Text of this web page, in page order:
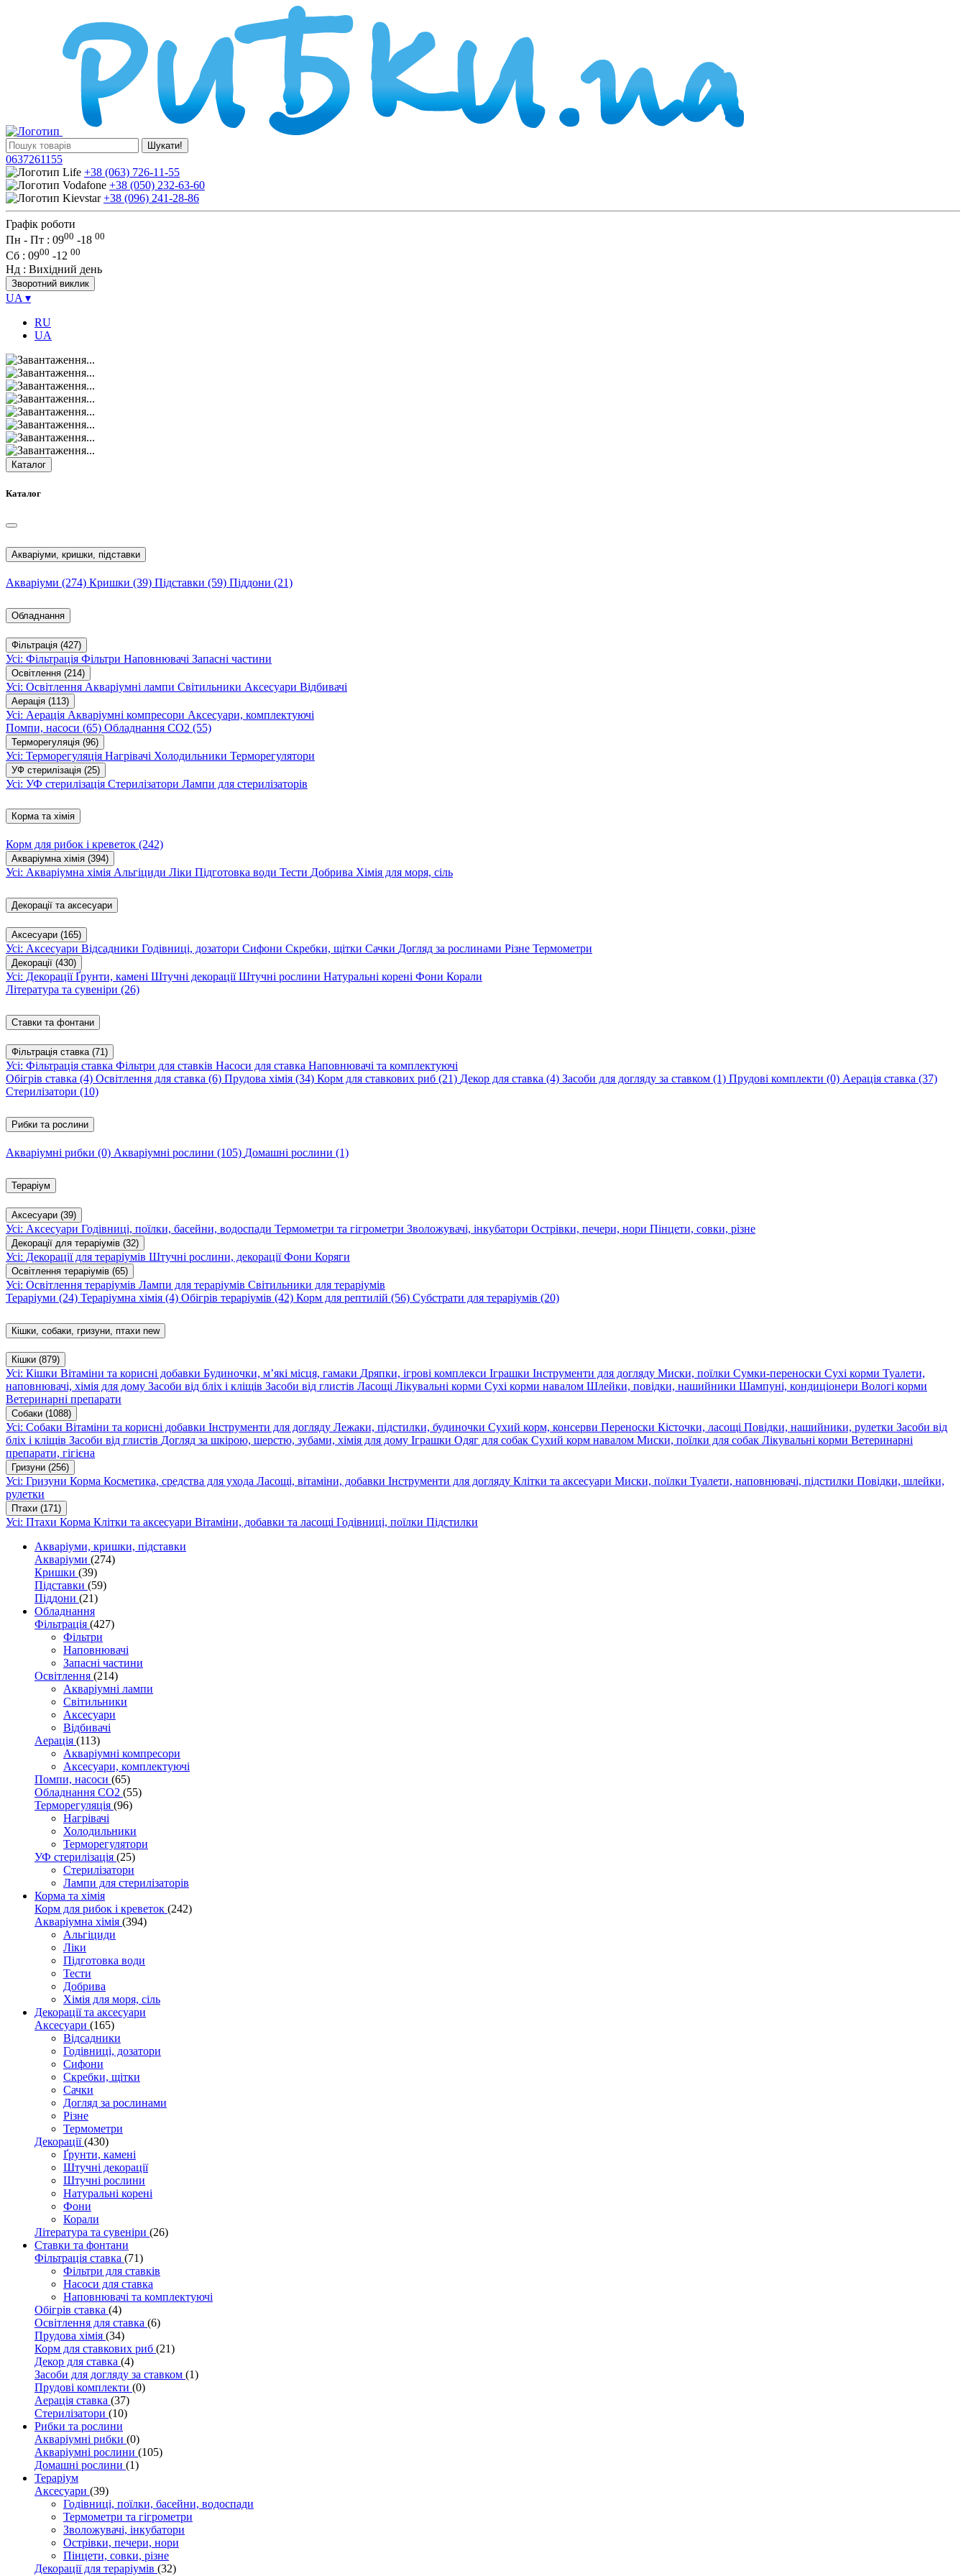
Шукати!
0637261155
+38 (063) 726-11-55
+38 (050) 232-63-60
+38 (096) 241-28-86
Графік роботи
Пн - Пт : 0900 -18 00
Сб : 0900 -12 00
Нд : Вихідний день
Зворотний виклик
UA ▾
RU
UA
Каталог
Каталог
Акваріуми, кришки, підставки
Акваріуми (274) Кришки (39) Підставки (59) Піддони (21)
Обладнання
Фільтрація (427)
Усі: Фільтрація Фільтри Наповнювачі Запасні частини
Освітлення (214)
Усі: Освітлення Акваріумні лампи Світильники Аксесуари Відбивачі
Аерація (113)
Усі: Аерація Акваріумні компресори Аксесуари, комплектуючі
Помпи, насоси (65) Обладнання CO2 (55)
Терморегуляція (96)
Усі: Терморегуляція Нагрівачі Холодильники Терморегулятори
УФ стерилізація (25)
Усі: УФ стерилізація Стерилізатори Лампи для стерилізаторів
Корма та хімія
Корм для рибок і креветок (242)
Акваріумна хімія (394)
Усі: Акваріумна хімія Альгіциди Ліки Підготовка води Тести Добрива Хімія для моря, сіль
Декорації та аксесуари
Аксесуари (165)
Усі: Аксесуари Відсадники Годівниці, дозатори Сифони Скребки, щітки Сачки Догляд за рослинами Різне Термометри
Декорації (430)
Усі: ДекораціїҐрунти, камені Штучні декораціїШтучні рослини Натуральні корені Фони Корали
Література та сувеніри (26)
Ставки та фонтани
Фільтрація ставка (71)
Усі: Фільтрація ставка Фільтри для ставків Насоси для ставка Наповнювачі та комплектуючі
Обігрів ставка (4) Освітлення для ставка (6) Прудова хімія (34) Корм для ставкових риб (21) Декор для ставка (4) Засоби для догляду за ставком (1) Прудові комплекти (0) Аерація ставка (37)
Стерилізатори (10)
Рибки та рослини
Акваріумні рибки (0) Акваріумні рослини (105) Домашні рослини (1)
Тераріум
Аксесуари (39)
Усі: Аксесуари Годівниці, поїлки, басейни, водоспади Термометри та гігрометри Зволожувачі, інкубатори Острівки, печери, нори Пінцети, совки, різне
Декорації для тераріумів (32)
Усі: Декорації для тераріумів Штучні рослини, декораціїФони Коряги
Освітлення тераріумів (65)
Усі: Освітлення тераріумів Лампи для тераріумів Світильники для тераріумів
Тераріуми (24) Тераріумна хімія (4) Обігрів тераріумів (42) Корм для рептилій (56) Субстрати для тераріумів (20)
Кішки, собаки, гризуни, птахи new
Кішки (879)
Усі: Кішки Вітаміни та корисні добавки Будиночки, м’які місця, гамаки Дряпки, ігрові комплекси Іграшки Інструменти для догляду Миски, поїлки Сумки-переноски Сухі корми Туалети,
наповнювачі, хімія для дому Засоби від бліх і кліщів Засоби від глистів Ласощі Лікувальні корми Сухі корми навалом Шлейки, повідки, нашийники Шампуні, кондиціонери Вологі корми
Ветеринарні препарати
Собаки (1088)
Усі: Собаки Вітаміни та корисні добавки Інструменти для догляду Лежаки, підстилки, будиночки Сухий корм, консерви Переноски Кісточки, ласощі Повідки, нашийники, рулетки Засоби від
бліх і кліщів Засоби від глистів Догляд за шкірою, шерстю, зубами, хімія для дому Іграшки Одяг для собак Сухий корм навалом Миски, поїлки для собак Лікувальні корми Ветеринарні
препарати, гігієна
Гризуни (256)
Усі: Гризуни Корма Косметика, средства для ухода Ласощі, вітаміни, добавки Інструменти для догляду Клітки та аксесуари Миски, поїлки Туалети, наповнювачі, підстилки Повідки, шлейки,
рулетки
Птахи (171)
Усі: Птахи Корма Клітки та аксесуари Вітаміни, добавки та ласощі Годівниці, поїлки Підстилки
Акваріуми, кришки, підставки
Акваріуми (274)
Кришки (39)
Підставки (59)
Піддони (21)
Обладнання
Фільтрація (427)
Фільтри
Наповнювачі
Запасні частини
Освітлення (214)
Акваріумні лампи
Світильники
Аксесуари
Відбивачі
Аерація (113)
Акваріумні компресори
Аксесуари, комплектуючі
Помпи, насоси (65)
Обладнання CO2 (55)
Терморегуляція (96)
Нагрівачі
Холодильники
Терморегулятори
УФ стерилізація (25)
Стерилізатори
Лампи для стерилізаторів
Корма та хімія
Корм для рибок і креветок (242)
Акваріумна хімія (394)
Альгіциди
Ліки
Підготовка води
Тести
Добрива
Хімія для моря, сіль
Декорації та аксесуари
Аксесуари (165)
Відсадники
Годівниці, дозатори
Сифони
Скребки, щітки
Сачки
Догляд за рослинами
Різне
Термометри
Декорації(430)
Ґрунти, камені
Штучні декорації
Штучні рослини
Натуральні корені
Фони
Корали
Література та сувеніри (26)
Ставки та фонтани
Фільтрація ставка (71)
Фільтри для ставків
Насоси для ставка
Наповнювачі та комплектуючі
Обігрів ставка (4)
Освітлення для ставка (6)
Прудова хімія (34)
Корм для ставкових риб (21)
Декор для ставка (4)
Засоби для догляду за ставком (1)
Прудові комплекти (0)
Аерація ставка (37)
Стерилізатори (10)
Рибки та рослини
Акваріумні рибки (0)
Акваріумні рослини (105)
Домашні рослини (1)
Тераріум
Аксесуари (39)
Годівниці, поїлки, басейни, водоспади
Термометри та гігрометри
Зволожувачі, інкубатори
Острівки, печери, нори
Пінцети, совки, різне
Декорації для тераріумів (32)